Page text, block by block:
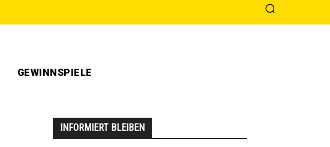
GEWINNSPIELE
INFORMIERT BLEIBEN